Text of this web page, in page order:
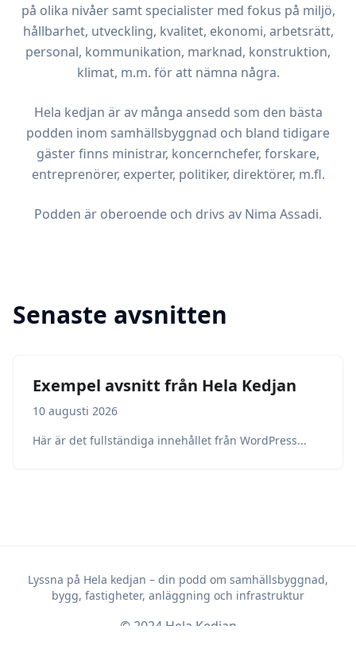
på olika nivåer samt specialister med fokus på miljö,
hållbarhet, utveckling, kvalitet, ekonomi, arbetsrätt,
personal, kommunikation, marknad, konstruktion,
klimat, m.m. för att nämna några.
Hela kedjan är av många ansedd som den bästa
podden inom samhällsbyggnad och bland tidigare
gäster finns ministrar, koncernchefer, forskare,
entreprenörer, experter, politiker, direktörer, m.fl.
Podden är oberoende och drivs av Nima Assadi.
Senaste avsnitten
Exempel avsnitt från Hela Kedjan
10 augusti 2026
Här är det fullständiga innehållet från WordPress...
Lyssna på Hela kedjan – din podd om samhällsbyggnad,
bygg, fastigheter, anläggning och infrastruktur
© 2024 Hela Kedjan